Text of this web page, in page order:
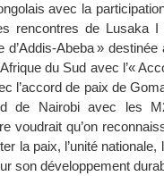
avec la
rencontres de Lusaka
Abeba » destinée
du Sud avec l’«
l’accord de paix de
de Nairobi avec les
voudrait qu’on
la paix, l’unité nationale,
son développement